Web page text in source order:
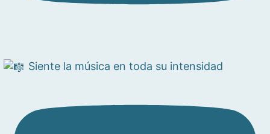
Siente la música en toda su intensidad